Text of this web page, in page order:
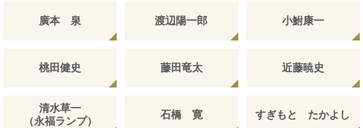
廣本 泉 渡辺陽一郎 小鮒康一
桃田健史 藤田竜太 近藤暁史
清水草一
（永福ランプ）
石橋 寛 すぎもと たかよし